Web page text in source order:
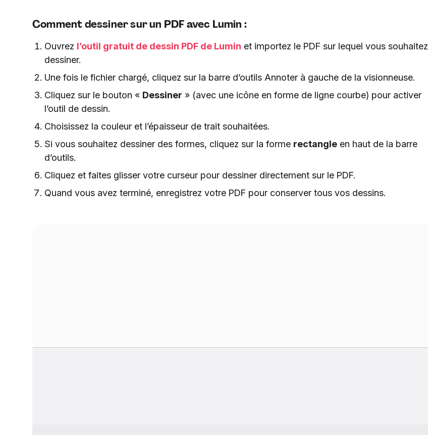
Comment dessiner sur un PDF avec Lumin :
Ouvrez l’outil gratuit de dessin PDF de Lumin et importez le PDF sur lequel vous souhaitez
dessiner.
Une fois le fichier chargé, cliquez sur la barre d’outils Annoter à gauche de la visionneuse.
Cliquez sur le bouton « Dessiner » (avec une icône en forme de ligne courbe) pour activer
l’outil de dessin.
Choisissez la couleur et l’épaisseur de trait souhaitées.
Si vous souhaitez dessiner des formes, cliquez sur la forme rectangle en haut de la barre
d’outils.
Cliquez et faites glisser votre curseur pour dessiner directement sur le PDF.
Quand vous avez terminé, enregistrez votre PDF pour conserver tous vos dessins.